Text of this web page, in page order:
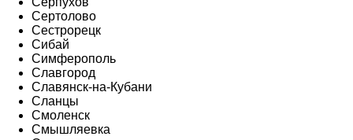
Сертолово
Сестрорецк
Сибай
Симферополь
Славгород
Славянск-на-Кубани
Сланцы
Смоленск
Смышляевка